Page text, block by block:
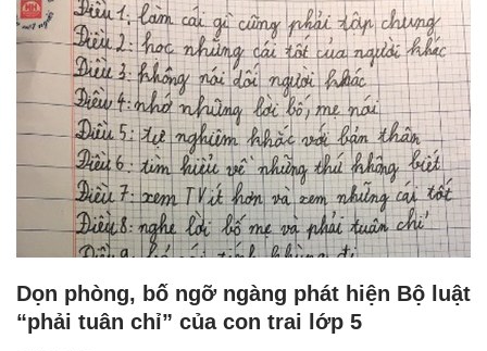
Dọn phòng, bố ngỡ ngàng phát hiện Bộ luật
“phải tuân chỉ” của con trai lớp 5